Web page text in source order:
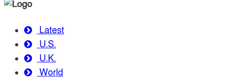
Latest
U.S.
U.K.
World